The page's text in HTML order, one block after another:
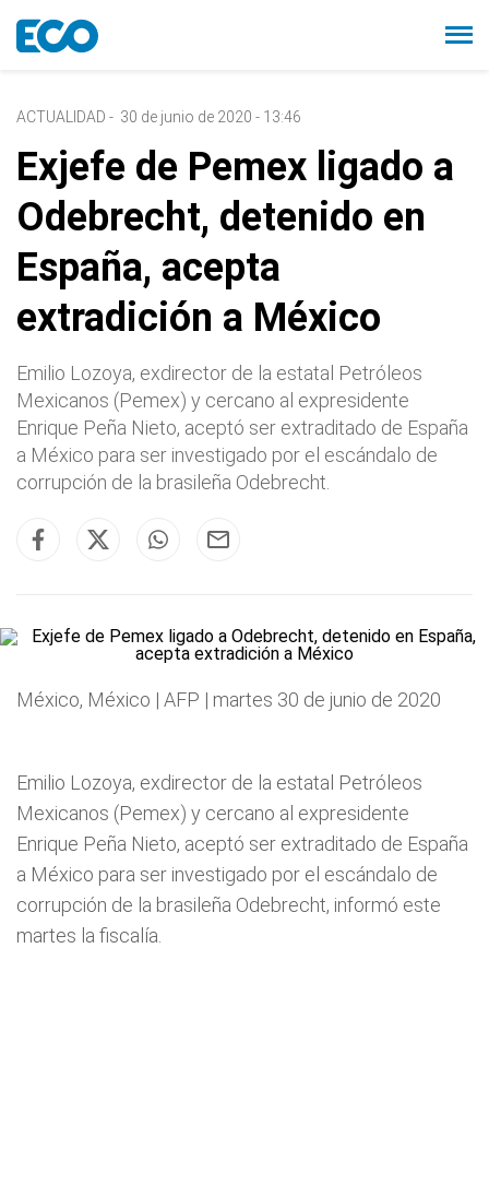
ACTUALIDAD - 30 de junio de 2020 - 13:46
Exjefe de Pemex ligado a
Odebrecht, detenido en
España, acepta
extradición a México
Emilio Lozoya, exdirector de la estatal Petróleos
Mexicanos (Pemex) y cercano al expresidente
Enrique Peña Nieto, aceptó ser extraditado de España
a México para ser investigado por el escándalo de
corrupción de la brasileña Odebrecht.
México, México | AFP | martes 30 de junio de 2020
Emilio Lozoya, exdirector de la estatal Petróleos
Mexicanos (Pemex) y cercano al expresidente
Enrique Peña Nieto, aceptó ser extraditado de España
a México para ser investigado por el escándalo de
corrupción de la brasileña Odebrecht, informó este
martes la fiscalía.